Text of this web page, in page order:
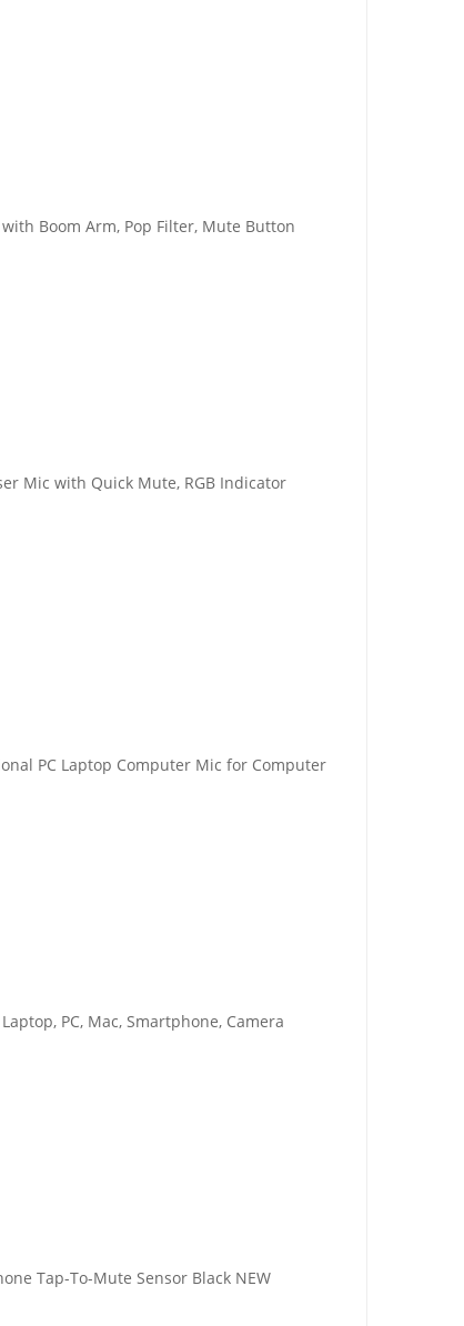
Boom Arm, Pop Filter, Mute Button
Mic with Quick Mute, RGB Indicator
PC Laptop Computer Mic for Computer
PC, Mac, Smartphone, Camera
Tap-To-Mute Sensor Black NEW